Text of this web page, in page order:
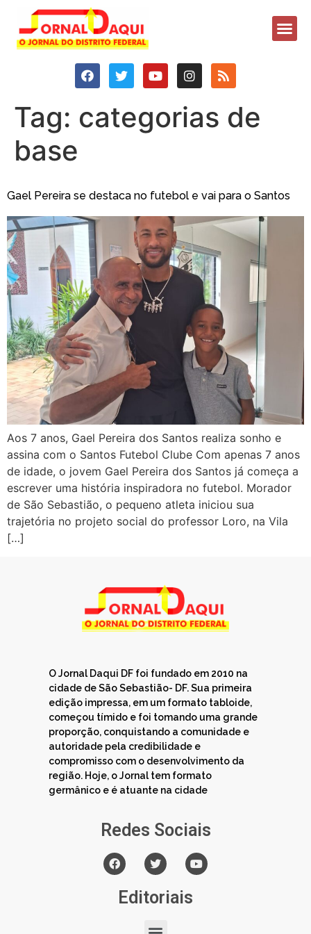
Tag: categorias de
base
Gael Pereira se destaca no futebol e vai para o Santos
Aos 7 anos, Gael Pereira dos Santos realiza sonho e
assina com o Santos Futebol Clube Com apenas 7 anos
de idade, o jovem Gael Pereira dos Santos já começa a
escrever uma história inspiradora no futebol. Morador
de São Sebastião, o pequeno atleta iniciou sua
trajetória no projeto social do professor Loro, na Vila
[…]
O Jornal Daqui DF foi fundado em 2010 na
cidade de São Sebastião- DF. Sua primeira
edição impressa, em um formato tabloide,
começou tímido e foi tomando uma grande
proporção, conquistando a comunidade e
autoridade pela credibilidade e
compromisso com o desenvolvimento da
região. Hoje, o Jornal tem formato
germânico e é atuante na cidade
Redes Sociais
Editoriais